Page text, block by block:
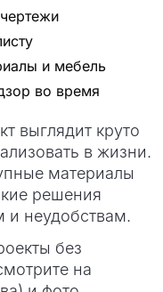
и мебель
во время
выглядит круто
в жизни.
материалы
решения
и неудобствам.
без
на